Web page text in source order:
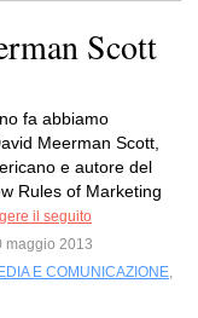
Scott
fa abbiamo
Meerman Scott,
e autore del
Rules of Marketing
il seguito
maggio 2013
E COMUNICAZIONE,